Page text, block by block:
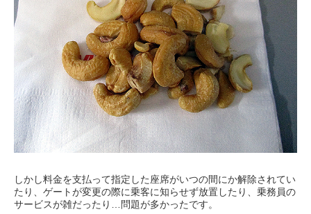
しかし料金を支払って指定した座席がいつの間にか解除されてい
たり、ゲートが変更の際に乗客に知らせず放置したり、乗務員の
サービスが雑だったり…問題が多かったです。